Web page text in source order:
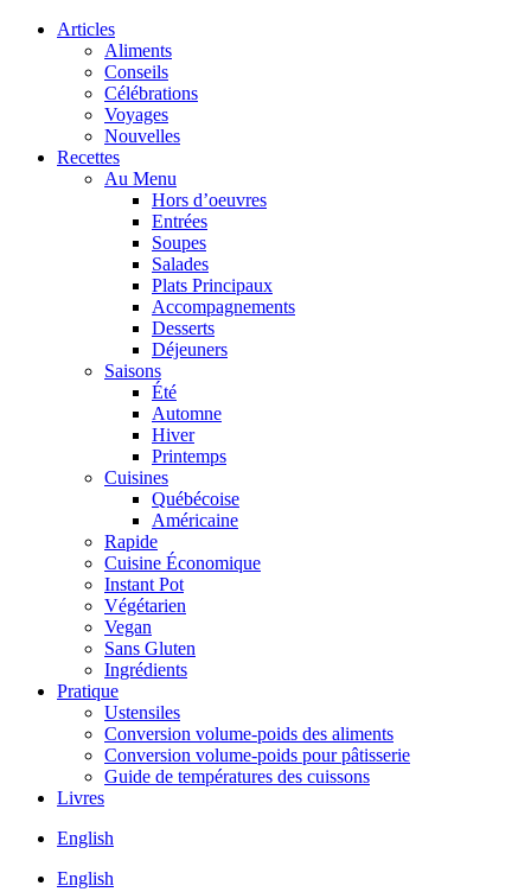
Articles
Aliments
Conseils
Célébrations
Voyages
Nouvelles
Recettes
Au Menu
Hors d’oeuvres
Entrées
Soupes
Salades
Plats Principaux
Accompagnements
Desserts
Déjeuners
Saisons
Été
Automne
Hiver
Printemps
Cuisines
Québécoise
Américaine
Rapide
Cuisine Économique
Instant Pot
Végétarien
Vegan
Sans Gluten
Ingrédients
Pratique
Ustensiles
Conversion volume-poids des aliments
Conversion volume-poids pour pâtisserie
Guide de températures des cuissons
Livres
English
English